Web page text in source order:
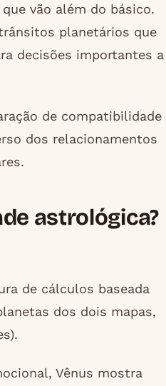
vão além do básico.
planetários que
decisões importantes a
de compatibilidade
dos relacionamentos
astrológica?
de cálculos baseada
dos dois mapas,
Vênus mostra